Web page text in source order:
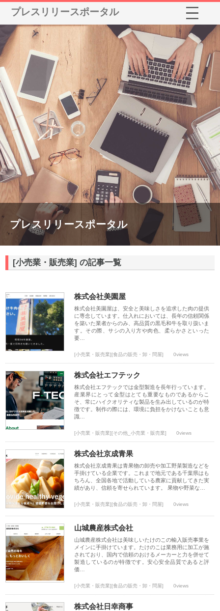
プレスリリースポータル
プレスリリースポータル
[小売業・販売業] の記事一覧
株式会社美園屋
株式会社美園屋は、安全と美味しさを追求した肉の提供
に専念しています。仕入れにおいては、長年の信頼関係
を築いた業者からのみ、高品質の黒毛和牛を取り扱いま
す。その際、サシの入り方や肉色、柔らかさといった
要…
[小売業・販売業][食品の販売・卸・問屋] 0views
株式会社エフテック
株式会社エフテックでは金型製造を長年行っています。
産業界にとって金型はとても重要なものであるからこ
そ、常にハイクオリティな製品を生み出しているのが特
徴です。制作の際には、環境に負担をかけないことも意
識…
[小売業・販売業][その他_小売業・販売業] 0views
株式会社京成青果
株式会社京成青果は青果物の卸売や加工野菜製造などを
手掛けている企業です。これまで地元である千葉県はも
ちろん、全国各地で活動している農家に貢献してきた実
績があり、信頼を寄せられています。 果物や野菜な…
[小売業・販売業][食品の販売・卸・問屋] 0views
山城農産株式会社
山城農産株式会社は美味しいたけのこの輸入販売事業を
メインに手掛けています。たけのこは業務用に加工が施
されており、国内で信頼のおけるメーカーと力を併せて
製造しているのが特徴です。安心安全品質であると評
価…
[小売業・販売業][食品の販売・卸・問屋] 0views
株式会社日幸商事